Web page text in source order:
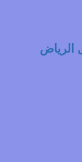
الرياض